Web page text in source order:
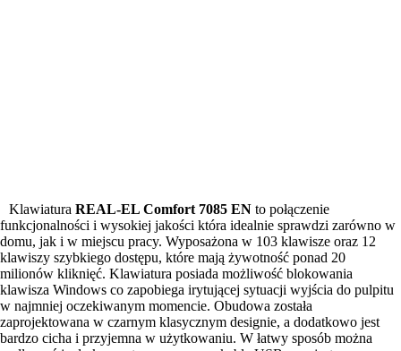
Klawiatura REAL-EL Comfort 7085 EN to połączenie
funkcjonalności i wysokiej jakości która idealnie sprawdzi zarówno w
domu, jak i w miejscu pracy. Wyposażona w 103 klawisze oraz 12
klawiszy szybkiego dostępu, które mają żywotność ponad 20
milionów kliknięć. Klawiatura posiada możliwość blokowania
klawisza Windows co zapobiega irytującej sytuacji wyjścia do pulpitu
w najmniej oczekiwanym momencie. Obudowa została
zaprojektowana w czarnym klasycznym designie, a dodatkowo jest
bardzo cicha i przyjemna w użytkowaniu. W łatwy sposób można